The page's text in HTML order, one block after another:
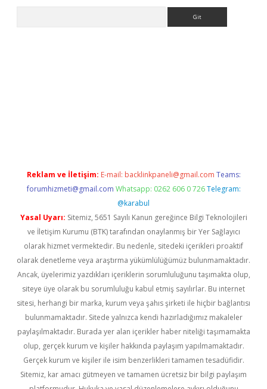
Reklam ve İletişim: E-mail: backlinkpaneli@gmail.com Teams:
forumhizmeti@gmail.com Whatsapp: 0262 606 0 726 Telegram:
@karabul
Yasal Uyarı: Sitemiz, 5651 Sayılı Kanun gereğince Bilgi Teknolojileri
ve İletişim Kurumu (BTK) tarafından onaylanmış bir Yer Sağlayıcı
olarak hizmet vermektedir. Bu nedenle, sitedeki içerikleri proaktif
olarak denetleme veya araştırma yükümlülüğümüz bulunmamaktadır.
Ancak, üyelerimiz yazdıkları içeriklerin sorumluluğunu taşımakta olup,
siteye üye olarak bu sorumluluğu kabul etmiş sayılırlar. Bu internet
sitesi, herhangi bir marka, kurum veya şahıs şirketi ile hiçbir bağlantısı
bulunmamaktadır. Sitede yalnızca kendi hazırladığımız makaleler
paylaşılmaktadır. Burada yer alan içerikler haber niteliği taşımamakta
olup, gerçek kurum ve kişiler hakkında paylaşım yapılmamaktadır.
Gerçek kurum ve kişiler ile isim benzerlikleri tamamen tesadüfidir.
Sitemiz, kar amacı gütmeyen ve tamamen ücretsiz bir bilgi paylaşım